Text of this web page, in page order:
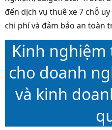
đến dịch vụ thuê xe 7 chỗ
chi phí và đảm bảo an toàn
Kinh nghiệm
cho doanh
và kinh